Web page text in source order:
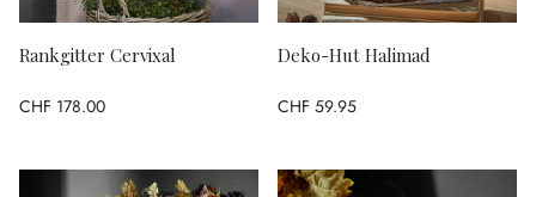
Rankgitter Cervixal
CHF 178.00
Deko-Hut Halimad
CHF 59.95